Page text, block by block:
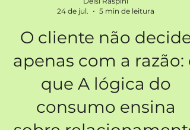
Deisi Raspini
24 de jul.
5 min de leitura
O cliente não decide
apenas com a razão: o